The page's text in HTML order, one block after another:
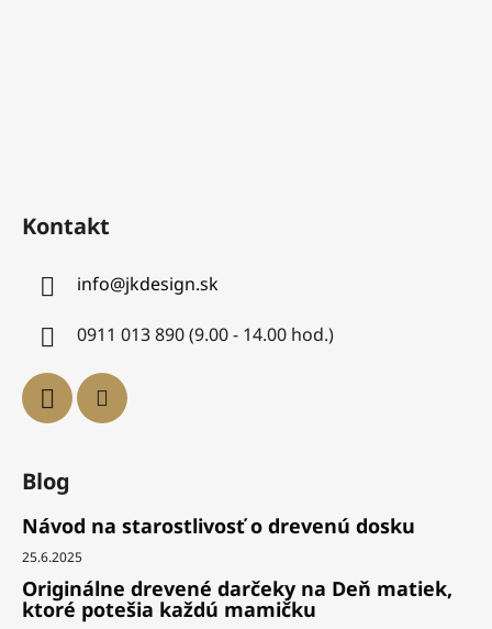
Kontakt
info@jkdesign.sk
0911 013 890 (9.00 - 14.00 hod.)
Blog
Návod na starostlivosť o drevenú dosku
25.6.2025
Originálne drevené darčeky na Deň matiek,
ktoré potešia každú mamičku